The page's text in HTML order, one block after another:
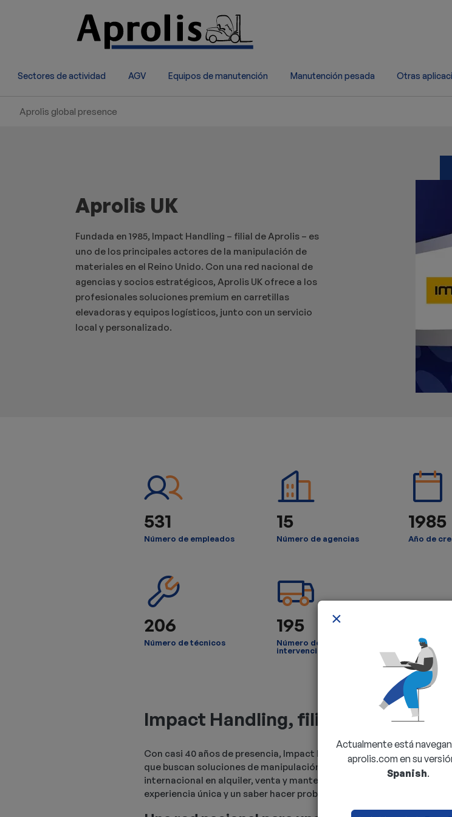
Sectores de actividad AGV Equipos de manutención Manutención pesada Otras
Aprolis global presence
Aprolis UK
Fundada en 1985, Impact Handling – filial de Aprolis – es
uno de los principales actores de la manipulación de
materiales en el Reino Unido. Con una red nacional de
agencias y socios estratégicos, Aprolis UK ofrece a los
profesionales soluciones premium en carretillas
elevadoras y equipos logísticos, junto con un servicio
local y personalizado.
531
Número de empleados
15
Número de agencias
1985
Año de
206
Número de técnicos
195
Número de vehículos de
intervención
Impact Handling, filial de Aprolis
Con casi 40 años de presencia, Impact Handling se ha consolidado
que buscan soluciones de manipulación fiables y de alto
internacional en alquiler, venta y mantenimiento de equipos de
experiencia única y un saber hacer probado en los sectores
×
Actualmente está
aprolis.com en su
Spanish.